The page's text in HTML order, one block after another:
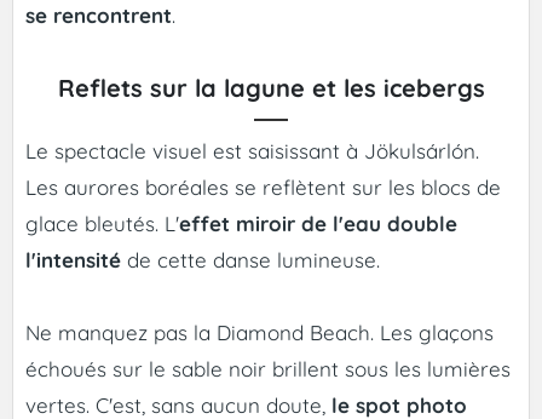
se rencontrent.
Reflets sur la lagune et les icebergs
Le spectacle visuel est saisissant à Jökulsárlón.
Les aurores boréales se reflètent sur les blocs de
glace bleutés. L'effet miroir de l'eau double
l'intensité de cette danse lumineuse.
Ne manquez pas la Diamond Beach. Les glaçons
échoués sur le sable noir brillent sous les lumières
vertes. C'est, sans aucun doute, le spot photo